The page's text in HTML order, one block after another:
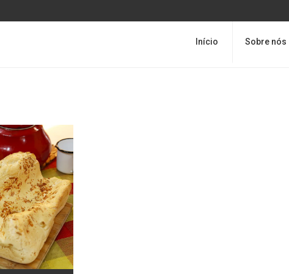
Início Sobre nós